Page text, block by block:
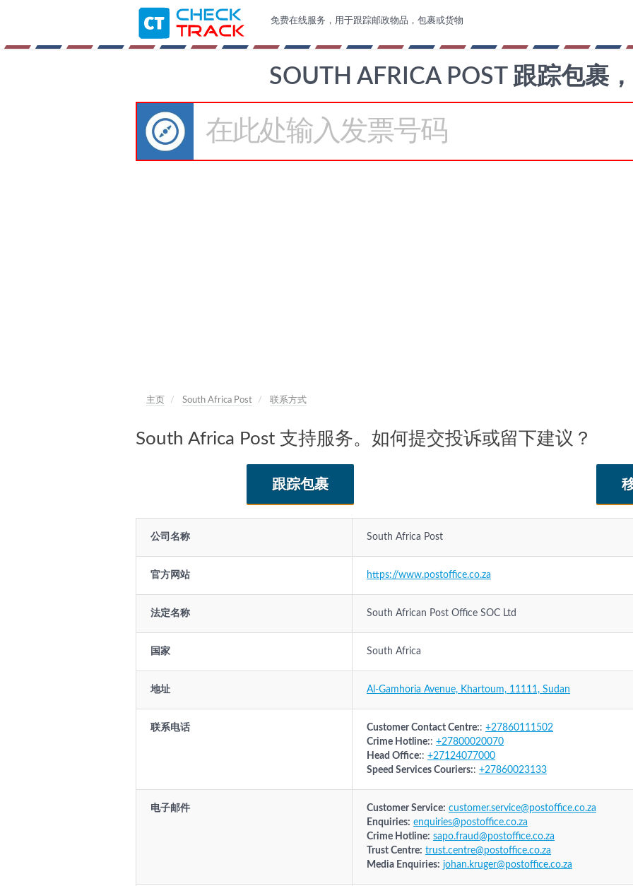
免费在线服务，用于跟踪邮政物品，包裹或货物
SOUTH AFRICA POST 跟踪包裹
主页 South Africa Post 联系方式
South Africa Post 支持服务。如何提交投诉或留下建议？
跟踪包裹
公司名称 South Africa Post
官方网站 https://www.postoffice.co.za
法定名称 South African Post Office SOC Ltd
国家 South Africa
地址 Al-Gamhoria Avenue, Khartoum, 11111, Sudan
联系电话 Customer Contact Centre:: +27860111502
Crime Hotline:: +27800020070
Head Office:: +27124077000
Speed Services Couriers:: +27860023133
电子邮件 Customer Service: customer.service@postoffice.co.za
Enquiries: enquiries@postoffice.co.za
Crime Hotline: sapo.fraud@postoffice.co.za
Trust Centre: trust.centre@postoffice.co.za
Media Enquiries: johan.kruger@postoffice.co.za